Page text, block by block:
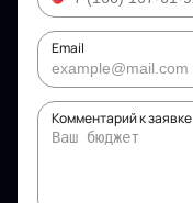
Email
Комментарий к заявке